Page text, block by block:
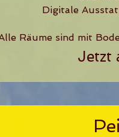
Jetzt
Digitale
Räume sind mit